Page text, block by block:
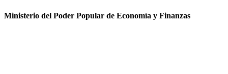
Ministerio del Poder Popular de Economía y Finanzas